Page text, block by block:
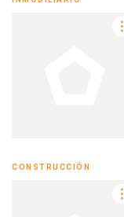
CONSTRUCCIÓN